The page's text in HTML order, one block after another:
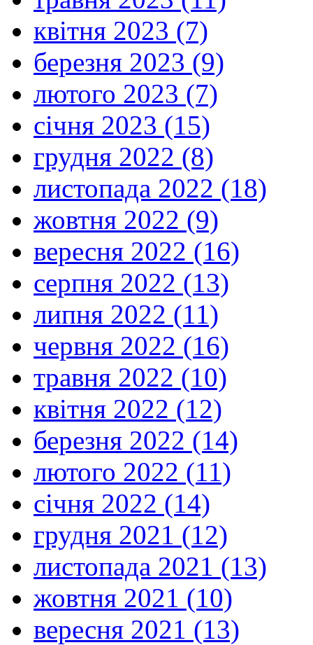
квітня 2023 (7)
березня 2023 (9)
лютого 2023 (7)
січня 2023 (15)
грудня 2022 (8)
листопада 2022 (18)
жовтня 2022 (9)
вересня 2022 (16)
серпня 2022 (13)
липня 2022 (11)
червня 2022 (16)
травня 2022 (10)
квітня 2022 (12)
березня 2022 (14)
лютого 2022 (11)
січня 2022 (14)
грудня 2021 (12)
листопада 2021 (13)
жовтня 2021 (10)
вересня 2021 (13)